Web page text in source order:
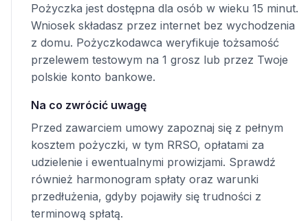
Pożyczka jest dostępna dla osób w wieku 15 minut.
Wniosek składasz przez internet bez wychodzenia
z domu. Pożyczkodawca weryfikuje tożsamość
przelewem testowym na 1 grosz lub przez Twoje
polskie konto bankowe.
Na co zwrócić uwagę
Przed zawarciem umowy zapoznaj się z pełnym
kosztem pożyczki, w tym RRSO, opłatami za
udzielenie i ewentualnymi prowizjami. Sprawdź
również harmonogram spłaty oraz warunki
przedłużenia, gdyby pojawiły się trudności z
terminową spłatą.